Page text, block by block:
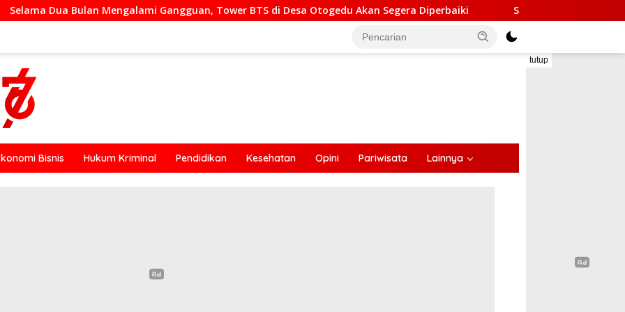
Mengalami Gangguan, Tower BTS di Desa Otogedu Akan Segera Diperbaiki Sinergi Lintas Sektor, Satlantas Polres
tutup
Bisnis Hukum Kriminal Pendidikan Kesehatan Opini Pariwisata Lainnya